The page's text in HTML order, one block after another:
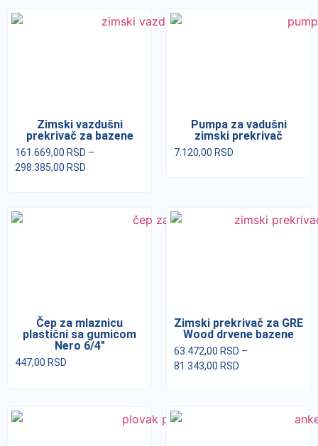
Zimski vazdušni
prekrivač za bazene
161.669,00 RSD –
298.385,00 RSD
Pumpa za vadušni
zimski prekrivač
7.120,00 RSD
Čep za mlaznicu
plastični sa gumicom
Nero 6/4″
447,00 RSD
Zimski prekrivač za GRE
Wood drvene bazene
63.472,00 RSD –
81.343,00 RSD